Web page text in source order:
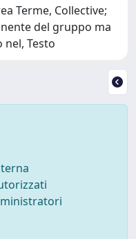
Terme, Collective;
del gruppo ma
Testo